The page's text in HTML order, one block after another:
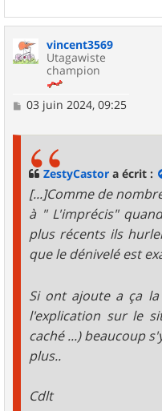
vincent3569
Utagawiste
champion
M
03 juin 2024, 09:25
ZestyCastor a écrit :
[...]Comme de
à " L'imprécis"
plus récents ils
que le dénivelé est
Si ont ajoute a ça
l'explication sur le
caché ...) beaucoup
plus..
Cdlt